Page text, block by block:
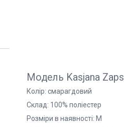
Модель Kasjana Zaps
Колір: смарагдовий
Склад: 100% поліестер
Розміри в наявності: M